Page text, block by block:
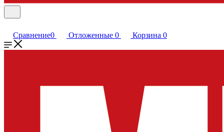
Сравнение0 Отложенные 0 Корзина 0